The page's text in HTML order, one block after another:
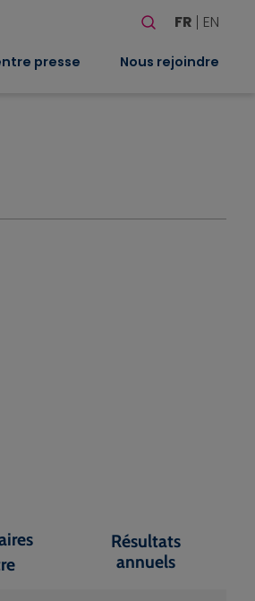
Rechercher
FR EN
presse Nous rejoindre
Résultats
annuels